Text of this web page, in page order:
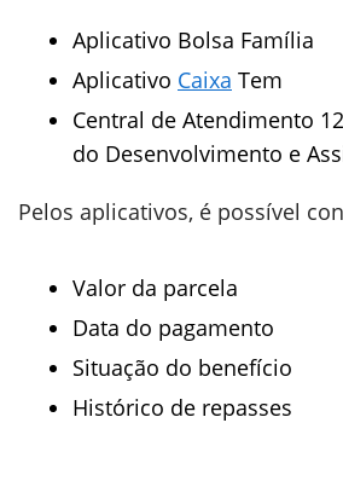
Aplicativo Bolsa Família
Aplicativo Caixa Tem
Central de Atendimento
do Desenvolvimento e
Pelos aplicativos, é possível
Valor da parcela
Data do pagamento
Situação do benefício
Histórico de repasses